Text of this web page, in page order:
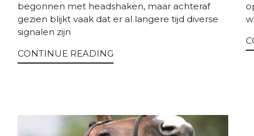
begonnen met headshaken, maar achteraf
gezien blijkt vaak dat er al langere tijd diverse
signalen zijn
CONTINUE READING